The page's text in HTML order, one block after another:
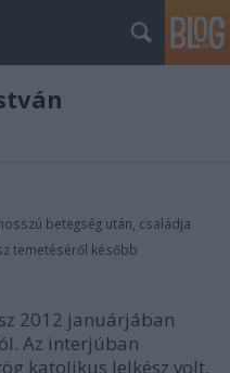
betegség után, családja
temetéséről később
2012 januárjában
Az interjúban
katolikus lelkész volt,